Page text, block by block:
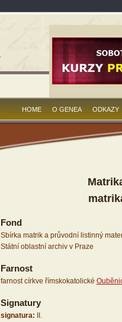
HOME O GENEA ODKAZY
Fond
Sbírka matrik a průvodní listinný
Státní oblastní archiv v Praze
Farnost
farnost církve římskokatolické
Signatury
signatura: II.